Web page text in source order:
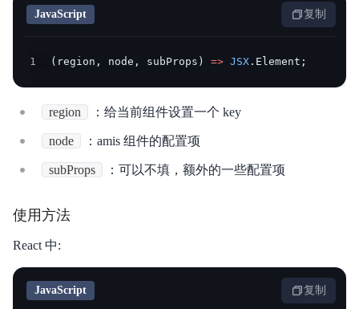
JavaScript 复制
1 ( region , node , subProps ) => JSX . Element ;
region ：给当前组件设置一个 key
node ：amis 组件的配置项
subProps ：可以不填，额外的一些配置项
使用方法
React 中:
JavaScript 复制